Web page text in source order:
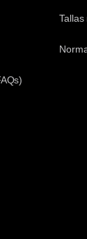
Tallas